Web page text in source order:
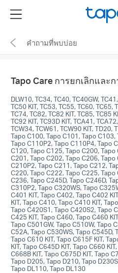
the
navigation
Menu
คำถามที่พบบ่อย
Tapo Care การยกเลิกและ
DLW10, TC34, TC40, TC40GW,
TC50 KIT, TC53, TC55, TC60, TC65,
TC74, TC82, TC82 KIT, TC85, TC85
TC92 KIT, TC93D KIT, TCA41,
TCW34, TCW61, TCW90 KIT, TD20,
Tapo C100, Tapo C101, Tapo
Tapo C110P2, Tapo C110P4, Tapo
C120, Tapo C125, Tapo C200,
C201, Tapo C202, Tapo C206,
C210P2, Tapo C211, Tapo C212,
C220, Tapo C222, Tapo C225,
C236, Tapo C245D, Tapo C246D,
C310P2, Tapo C320WS, Tapo
C401 KIT, Tapo C402, Tapo C402
KIT, Tapo C410, Tapo C410 KIT,
Tapo C420S1, Tapo C420S2, Tapo
C425 KIT, Tapo C460, Tapo C460
Tapo C501GW, Tapo C510W, Tapo
C52A, Tapo C530WS, Tapo C545D,
Tapo C610 KIT, Tapo C615F KIT,
KIT, Tapo C645D KIT, Tapo C660
C668B KIT, Tapo C675D KIT, Tapo
Tapo D205, Tapo D210, Tapo
Tapo DL110, Tapo DL130